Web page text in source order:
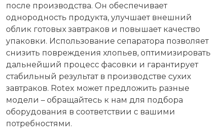
после производства. Он обеспечивает
однородность продукта, улучшает внешний
облик готовых завтраков и повышает качество
упаковки. Использование сепаратора позволяет
снизить повреждения хлопьев, оптимизировать
дальнейший процесс фасовки и гарантирует
стабильный результат в производстве сухих
завтраков. Rotex может предложить разные
модели – обращайтесь к нам для подбора
оборудования в соответствии с вашими
потребностями.